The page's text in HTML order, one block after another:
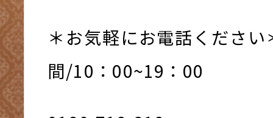
＊お気軽にお電話くださ
間/10：00~19：00